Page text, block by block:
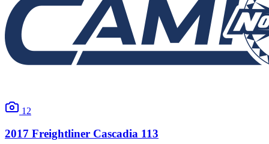
12
2017 Freightliner Cascadia 113